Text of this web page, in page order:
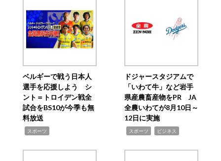
ベルギーで戦う日本人
選手を応援しよう シ
ント＝トロイデン戦全
試合をBS10が今季も無
料放送
スポーツ
ドジャースタジアムで
「いわて牛」など岩手
県産農畜産物をPR JA
全農いわてが8月10日～
12日に実施
スポーツ ビジネス